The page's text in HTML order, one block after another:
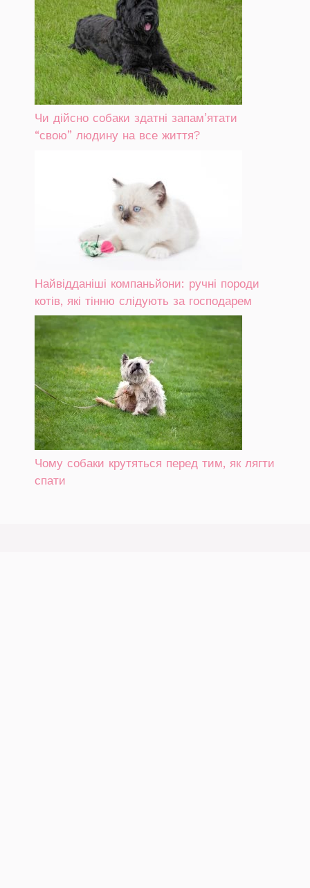
Чи дійсно собаки здатні запам’ятати
“свою” людину на все життя?
Найвідданіші компаньйони: ручні породи
котів, які тінню слідують за господарем
Чому собаки крутяться перед тим, як лягти
спати